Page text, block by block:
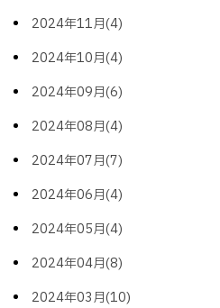
2024年11月(4)
2024年10月(4)
2024年09月(6)
2024年08月(4)
2024年07月(7)
2024年06月(4)
2024年05月(4)
2024年04月(8)
2024年03月(10)